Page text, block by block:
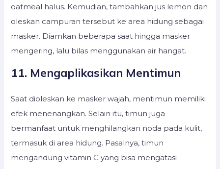
oatmeal halus. Kemudian, tambahkan jus lemon dan
oleskan campuran tersebut ke area hidung sebagai
masker. Diamkan beberapa saat hingga masker
mengering, lalu bilas menggunakan air hangat.
11. Mengaplikasikan Mentimun
Saat dioleskan ke masker wajah, mentimun memiliki
efek menenangkan. Selain itu, timun juga
bermanfaat untuk menghilangkan noda pada kulit,
termasuk di area hidung. Pasalnya, timun
mengandung vitamin C yang bisa mengatasi